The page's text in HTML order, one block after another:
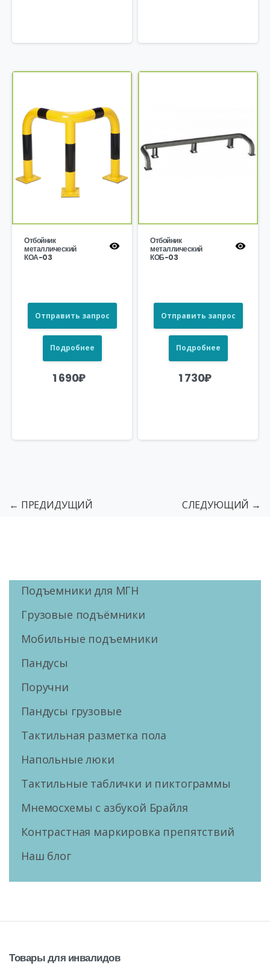
Отбойник
металлический
КОА-03
Отправить запрос
Подробнее
1 690₽
Отбойник
металлический
КОБ-03
Отправить запрос
Подробнее
1 730₽
← ПРЕДИДУЩИЙ СЛЕДУЮЩИЙ →
Подъемники для МГН
Грузовые подъёмники
Мобильные подъемники
Пандусы
Поручни
Пандусы грузовые
Тактильная разметка пола
Напольные люки
Тактильные таблички и пиктограммы
Мнемосхемы с азбукой Брайля
Контрастная маркировка препятствий
Наш блог
Товарыдля инвалидов